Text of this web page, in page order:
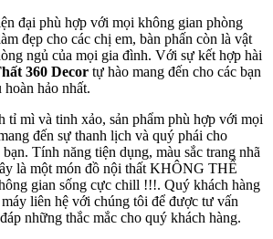
đại phù hợp với mọi không gian phòng
đẹp cho các chị em, bàn phấn còn là vật
ngủ của mọi gia đình. Với sự kết hợp hài
360 Decor tự hào mang đến cho các bạn
hảo nhất.
tỉ mì và tinh xảo, sản phẩm phù hợp với mọi
đến sự thanh lịch và quý phái cho
Tính năng tiện dụng, màu sắc trang nhã
là một món đồ nội thất KHÔNG THỂ
gian sống cực chill !!!. Quý khách hàng
liên hệ với chúng tôi để được tư vấn
những thắc mắc cho quý khách hàng.